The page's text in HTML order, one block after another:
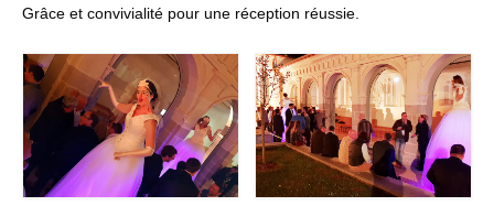
Grâce et convivialité pour une réception réussie.